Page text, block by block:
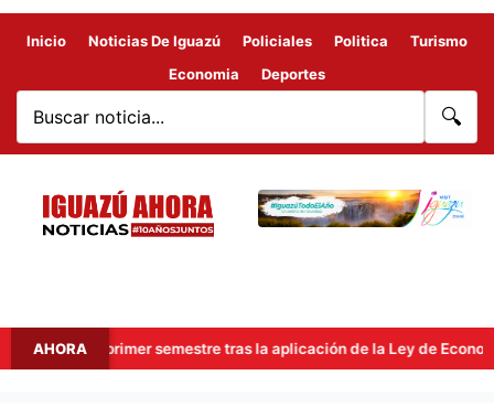
Inicio Noticias De Iguazú Policiales Politica
Turismo
Economia
Deportes
🔍
AHORA
en el primer semestre tras la aplicación de la Ley de Economía del